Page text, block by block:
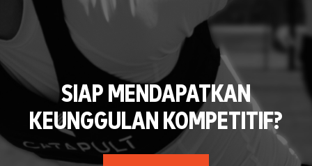
SIAP MENDAPATKAN
KEUNGGULAN KOMPETITIF?